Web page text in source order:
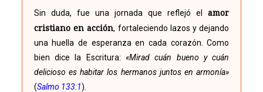
Sin duda, fue una jornada que reflejó elamor
cristiano en acción, fortaleciendo lazos y dejando
una huella de esperanza en cada corazón. Como
bien dice la Escritura: «Mirad cuán bueno y cuán
delicioso es habitar los hermanos juntos en armonía»
(Salmo 133:1).